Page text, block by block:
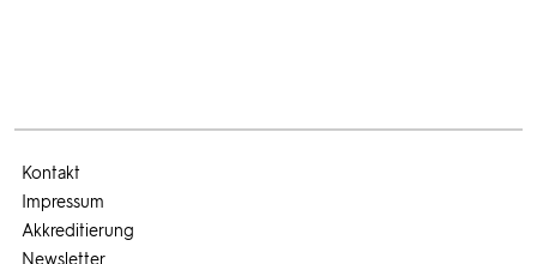
Kontakt
Impressum
Akkreditierung
Newsletter